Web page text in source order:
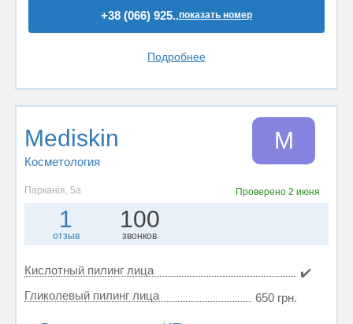
+38 (066) 925..показать номер
Подробнее
Mediskin
Косметология
M
Парканія, 5а Проверено2 июня
1
отзыв
100
звонков
Кислотный пилинг лица
✔️
Гликолевый пилинг лица
650 грн.